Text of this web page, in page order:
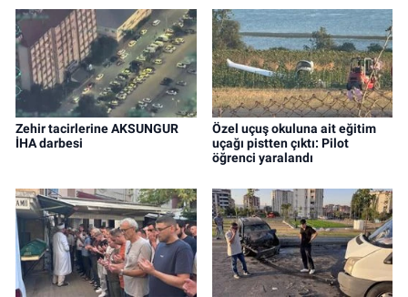
Zehir tacirlerine AKSUNGUR
İHA darbesi
Özel uçuş okuluna ait eğitim
uçağı pistten çıktı: Pilot
öğrenci yaralandı